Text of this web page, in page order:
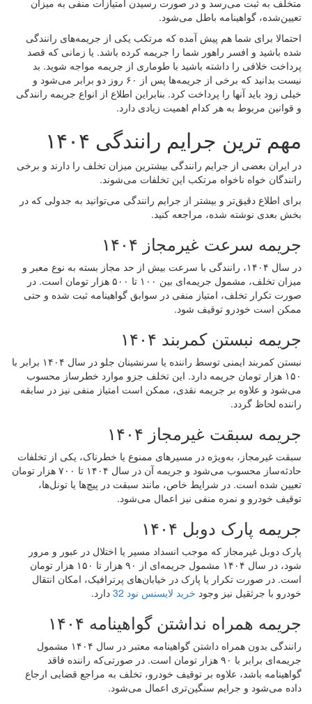
متخلف به ثبت می‌رسد و در صورت رسیدن امتیازات منفی به میزان
تعیین‌شده، گواهینامه باطل می‌شود.
احتمالا برای شما هم پیش آمده که مرتکب یکی از جریمه‌های رانندگی
شده باشید و افسر راهور شما را جریمه کرده باشد. یا زمانی که قصد
پرداخت خلافی را داشته باشید با طوماری از جریمه مواجه شوید. بد
نیست بدانید که برخی از جریمه‌ها پس از ۶۰ روز دو برابر می‌شود و
خیلی زود باید آنها را پرداخت کرد. بنابراین اطلاع از انواع جریمه رانندگی
و قوانین مربوط به هر کدام اهمیت زیادی دارد.
مهم ترین جرایم رانندگی ۱۴۰۴
در ایران بعضی از جرایم رانندگی بیشترین میزان تخلف را دارند و برخی
رانندگان خواه ناخواه مرتکب این تخلفات می‌شوند.
برای اطلاع دقیق‌تر و بیشتر از جرایم رانندگی می‌توانید به جدولی که در
بخش بعدی نوشته شده، مراجعه کنید.
جریمه سرعت غیرمجاز ۱۴۰۴
در سال ۱۴۰۴، رانندگی با سرعت بیش از حد مجاز بسته به نوع معبر و
میزان تخلف، مشمول جریمه‌ای بین ۱۰۰ تا ۵۰۰ هزار تومان است. در
صورت تکرار تخلف، امتیاز منفی در سوابق گواهینامه ثبت شده و حتی
ممکن است خودرو توقیف شود.
جریمه نبستن کمربند ۱۴۰۴
نبستن کمربند ایمنی توسط راننده یا سرنشینان جلو در سال ۱۴۰۴ برابر با
۱۵۰ هزار تومان جریمه دارد. این تخلف جزو موارد خطرساز محسوب
می‌شود و علاوه بر جریمه نقدی، ممکن است امتیاز منفی نیز در سابقه
راننده لحاظ گردد.
جریمه سبقت غیرمجاز ۱۴۰۴
سبقت غیرمجاز، به‌ویژه در مسیرهای ممنوع یا خطرناک، یکی از تخلفات
حادثه‌ساز محسوب می‌شود و جریمه آن در سال ۱۴۰۴ تا ۷۰۰ هزار تومان
تعیین شده است. در شرایط خاص، مانند سبقت در پیچ‌ها یا تونل‌ها،
توقیف خودرو و نمره منفی نیز اعمال می‌شود.
جریمه پارک دوبل ۱۴۰۴
پارک دوبل غیرمجاز که موجب انسداد مسیر یا اختلال در عبور و مرور
شود، در سال ۱۴۰۴ مشمول جریمه‌ای از ۹۰ هزار تا ۱۵۰ هزار تومان
است. در صورت تکرار یا پارک در خیابان‌های پرترافیک، امکان انتقال
خودرو با جرثقیل نیز وجودخرید لایسنس نود 32 دارد.
جریمه همراه نداشتن گواهینامه ۱۴۰۴
رانندگی بدون همراه داشتن گواهینامه معتبر در سال ۱۴۰۴ مشمول
جریمه‌ای برابر با ۹۰ هزار تومان است. در صورتی‌که راننده فاقد
گواهینامه باشد، علاوه بر توقیف خودرو، تخلف به مراجع قضایی ارجاع
داده می‌شود و جرایم سنگین‌تری اعمال می‌شود.